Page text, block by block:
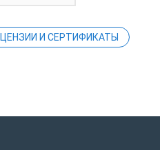
И СЕРТИФИКАТЫ